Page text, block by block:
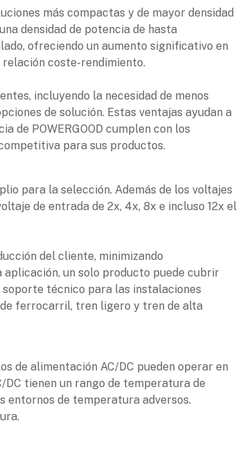
más compactas y de mayor densidad
densidad de potencia de hasta
ofreciendo un aumento significativo en
coste-rendimiento.
incluyendo la necesidad de menos
de solución. Estas ventajas ayudan a
de POWERGOOD cumplen con los
para sus productos.
para la selección. Además de los voltajes
de entrada de 2x, 4x, 8x e incluso 12x el
del cliente, minimizando
un solo producto puede cubrir
técnico para las instalaciones
ferrocarril, tren ligero y tren de alta
de alimentación AC/DC pueden operar en
DC tienen un rango de temperatura de
entornos de temperatura adversos.